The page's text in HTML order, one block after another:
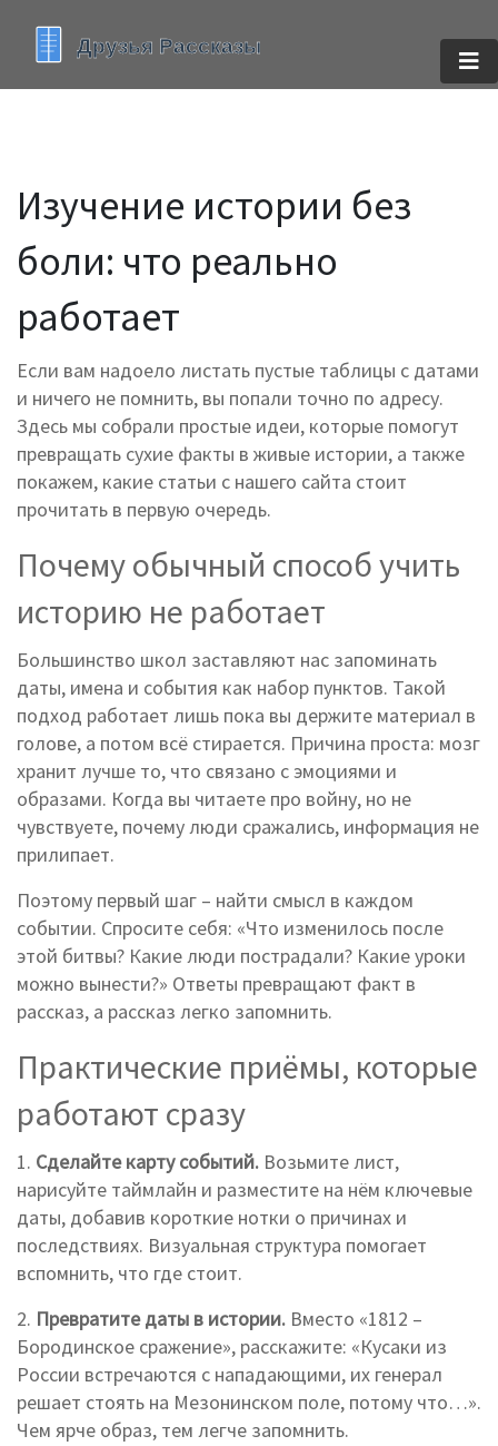
Изучение истории без
боли: что реально
работает
Если вам надоело листать пустые таблицы с датами
и ничего не помнить, вы попали точно по адресу.
Здесь мы собрали простые идеи, которые помогут
превращать сухие факты в живые истории, а также
покажем, какие статьи с нашего сайта стоит
прочитать в первую очередь.
Почему обычный способ учить
историю не работает
Большинство школ заставляют нас запоминать
даты, имена и события как набор пунктов. Такой
подход работает лишь пока вы держите материал в
голове, а потом всё стирается. Причина проста: мозг
хранит лучше то, что связано с эмоциями и
образами. Когда вы читаете про войну, но не
чувствуете, почему люди сражались, информация не
прилипает.
Поэтому первый шаг – найти смысл в каждом
событии. Спросите себя: «Что изменилось после
этой битвы? Какие люди пострадали? Какие уроки
можно вынести?» Ответы превращают факт в
рассказ, а рассказ легко запомнить.
Практические приёмы, которые
работают сразу
1. Сделайте карту событий. Возьмите лист,
нарисуйте таймлайн и разместите на нём ключевые
даты, добавив короткие нотки о причинах и
последствиях. Визуальная структура помогает
вспомнить, что где стоит.
2. Превратите даты в истории. Вместо «1812 –
Бородинское сражение», расскажите: «Кусаки из
России встречаются с нападающими, их генерал
решает стоять на Мезонинском поле, потому что…».
Чем ярче образ, тем легче запомнить.